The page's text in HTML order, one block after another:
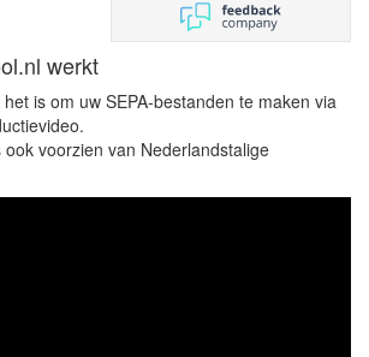
werkt
is om uw SEPA-bestanden te maken via
voorzien van Nederlandstalige